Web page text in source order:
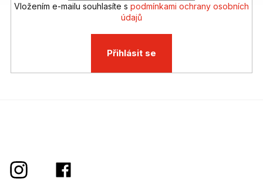
Vložením e-mailu souhlasíte s podmínkami ochrany osobních
údajů
Přihlásit se